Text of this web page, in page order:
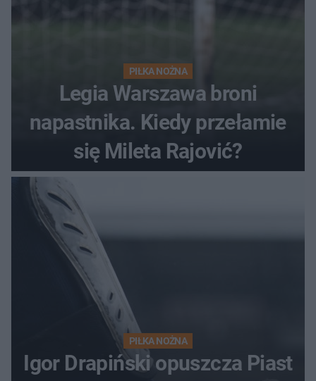
PIŁKA NOŻNA
Legia Warszawa broni
napastnika. Kiedy przełamie
się Mileta Rajović?
PIŁKA NOŻNA
Igor Drapiński opuszcza Piast